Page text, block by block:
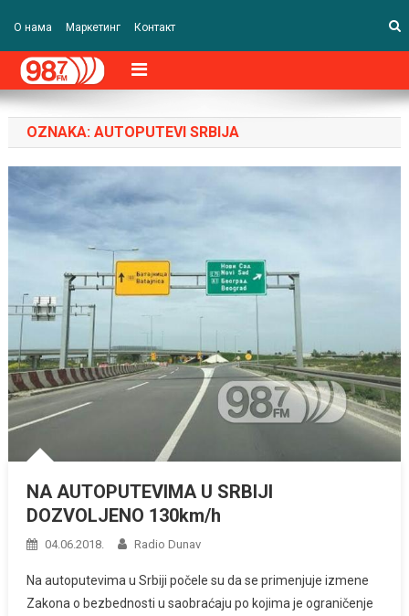
О нама Маркетинг Контакт
OZNAKA: AUTOPUTEVI SRBIJA
NA AUTOPUTEVIMA U SRBIJI
DOZVOLJENO 130km/h
04.06.2018. Radio Dunav
Na autoputevima u Srbiji počele su da se primenjuje izmene
Zakona o bezbednosti u saobraćaju po kojima je ograničenje